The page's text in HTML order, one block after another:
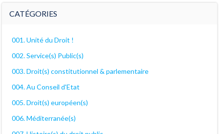
CATÉGORIES
001. Unité du Droit !
002. Service(s) Public(s)
003. Droit(s) constitutionnel & parlementaire
004. Au Conseil d'Etat
005. Droit(s) européen(s)
006. Méditerranée(s)